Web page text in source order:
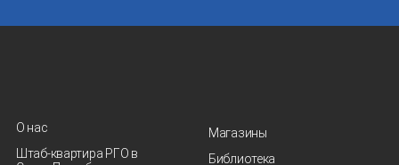
О нас
Штаб-квартира РГО в
Магазины
Библиотека